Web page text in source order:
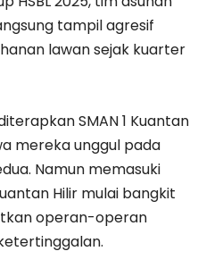
tampil agresif
lawan sejak kuarter
SMAN 1 Kuantan
mereka unggul pada
Namun memasuki
Hilir mulai bangkit
operan-operan